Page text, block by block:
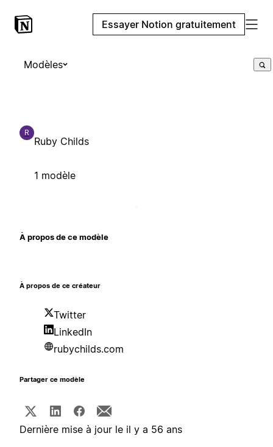
Essayer Notion gratuitement
Modèles
R
Ruby Childs
1 modèle
À propos de ce modèle
À propos de ce créateur
Twitter
LinkedIn
rubychilds.com
Partager ce modèle
Dernière mise à jour le il y a 56 ans